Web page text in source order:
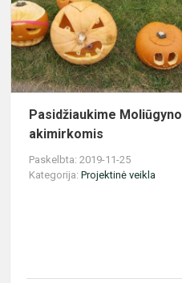
viešėjo
Italijoje
Pasidžiaukime Moliūgyno
akimirkomis
Paskelbta: 2019-11-25
Kategorija:Projektinė veikla